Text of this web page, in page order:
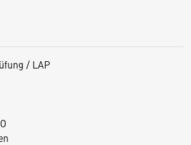
/ LAP